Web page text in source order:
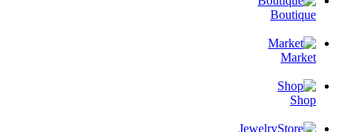
Boutique
Market
Shop